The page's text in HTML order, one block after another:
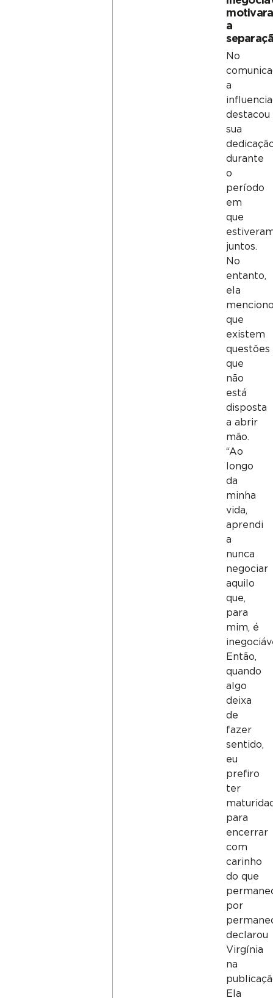
a
No
a
destacou
sua
durante
o
período
em
que
juntos.
No
entanto,
ela
que
existem
questões
que
não
está
disposta
a abrir
mão.
“Ao
longo
da
minha
vida,
aprendi
a
nunca
negociar
aquilo
que,
para
mim, é
Então,
quando
algo
deixa
de
fazer
sentido,
eu
prefiro
ter
para
encerrar
com
carinho
do que
por
declarou
Virgínia
na
Ela